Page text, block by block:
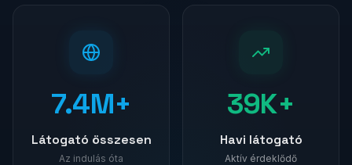
7.4M+
Látogató összesen
Az indulás óta
40K+
Havi látogató
Aktív érdeklődő